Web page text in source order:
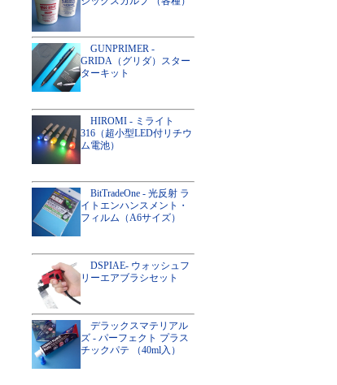
GUNPRIMER -
GRIDA（グリダ）スター
ターキット
HIROMI - ミライト
316（超小型LED付リチウ
ム電池）
BitTradeOne - 光反射 ラ
イトエンハンスメント・
フィルム（A6サイズ）
DSPIAE- ウォッシュフ
リーエアブラシセット
デラックスマテリアル
ズ - パーフェクト プラス
チックパテ （40ml入）